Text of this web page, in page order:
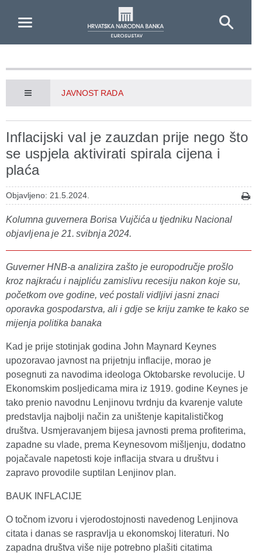
JAVNOST RADA
Inflacijski val je zauzdan prije nego što
se uspjela aktivirati spirala cijena i
plaća
Objavljeno: 21.5.2024.
Kolumna guvernera Borisa Vujčića u tjedniku Nacional
objavljena je 21. svibnja 2024.
Guverner HNB-a analizira zašto je europodručje prošlo
kroz najkraću i najpliću zamislivu recesiju nakon koje su,
početkom ove godine, već postali vidljivi jasni znaci
oporavka gospodarstva, ali i gdje se kriju zamke te kako se
mijenja politika banaka
Kad je prije stotinjak godina John Maynard Keynes
upozoravao javnost na prijetnju inflacije, morao je
posegnuti za navodima ideologa Oktobarske revolucije. U
Ekonomskim posljedicama mira iz 1919. godine Keynes je
tako prenio navodnu Lenjinovu tvrdnju da kvarenje valute
predstavlja najbolji način za uništenje kapitalističkog
društva. Usmjeravanjem bijesa javnosti prema profiterima,
zapadne su vlade, prema Keynesovom mišljenju, dodatno
pojačavale napetosti koje inflacija stvara u društvu i
zapravo provodile suptilan Lenjinov plan.
BAUK INFLACIJE
O točnom izvoru i vjerodostojnosti navedenog Lenjinova
citata i danas se raspravlja u ekonomskoj literaturi. No
zapadna društva više nije potrebno plašiti citatima